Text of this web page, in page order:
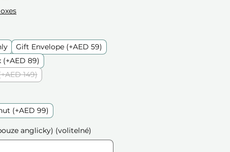
Gift Envelope (+AED 59)
89)
149)
(+AED 99)
anglicky) (volitelné)